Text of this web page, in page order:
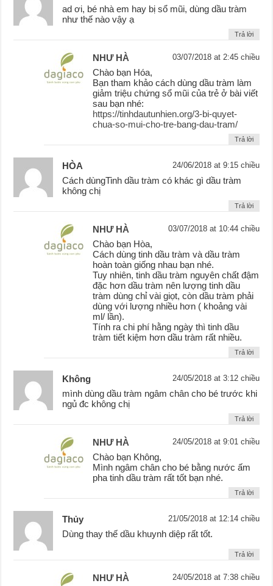
ad ơi, bé nhà em hay bị sổ mũi, dùng dầu tràm
như thế nào vậy ạ
Trả lời
NHƯ HÀ 03/07/2018 at 2:45 chiều
Chào bạn Hóa,
Bạn tham khảo cách dùng dầu tràm làm
giảm triệu chứng sổ mũi của trẻ ở bài viết
sau bạn nhé:
https://tinhdautunhien.org/3-bi-quyet-
chua-so-mui-cho-tre-bang-dau-tram/
Trả lời
HÒA 24/06/2018 at 9:15 chiều
Cách dùngTinh dầu tràm có khác gì dầu tràm
không chị
Trả lời
NHƯ HÀ 03/07/2018 at 10:44 chiều
Chào bạn Hòa,
Cách dùng tinh dầu tràm và dầu tràm
hoàn toàn giống nhau bạn nhé.
Tuy nhiên, tinh dầu tràm nguyên chất đậm
đặc hơn dầu tràm nên lượng tinh dầu
tràm dùng chỉ vài giọt, còn dầu tràm phải
dùng với lượng nhiều hơn ( khoảng vài
ml/ lần).
Tính ra chi phí hằng ngày thì tinh dầu
tràm tiết kiệm hơn dầu tràm rất nhiều.
Trả lời
Không 24/05/2018 at 3:12 chiều
mình dùng dầu tràm ngâm chân cho bé trước khi
ngủ đc không chị
Trả lời
NHƯ HÀ 24/05/2018 at 9:01 chiều
Chào bạn Không,
Mình ngâm chân cho bé bằng nước ấm
pha tinh dầu tràm rất tốt bạn nhé.
Trả lời
Thủy 21/05/2018 at 12:14 chiều
Dùng thay thế dầu khuynh diệp rất tốt.
Trả lời
NHƯ HÀ 24/05/2018 at 7:38 chiều